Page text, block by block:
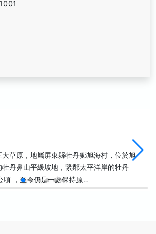
草原，地屬屏東縣牡丹鄉旭海村，位於旭
丹鼻山平緩坡地，緊鄰太平洋岸的牡丹
頃 ，至今仍是一處保持原…